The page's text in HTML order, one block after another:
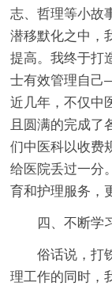
志、哲理等小故
潜移默化之中，
提高。我终于
士有效管理自己
近几年，不仅中
且圆满的完成了
们中医科以收费
给医院丢过一分
育和护理服务，
四、不断学
俗话说，打
理工作的同时，